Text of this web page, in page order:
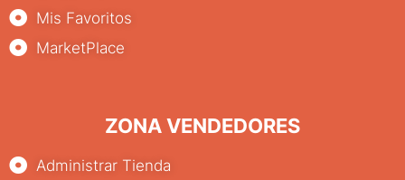
Mis Favoritos
MarketPlace
ZONA VENDEDORES
Administrar Tienda